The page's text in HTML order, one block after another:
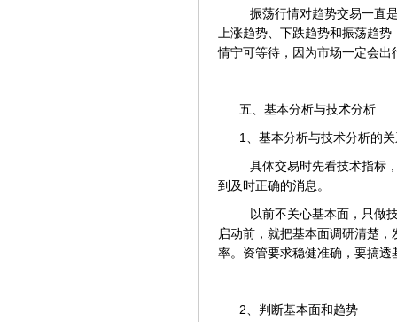
振荡行情对趋势交易一直
上涨趋势、下跌趋势和振荡趋
情宁可等待，因为市场一定会
五、基本分析与技术分析
1、基本分析与技术分析的
具体交易时先看技术指标
到及时正确的消息。
以前不关心基本面，只做
启动前，就把基本面调研清楚
率。资管要求稳健准确，要搞透
2、判断基本面和趋势